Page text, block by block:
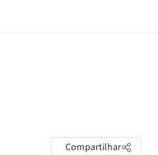
Compartilhar